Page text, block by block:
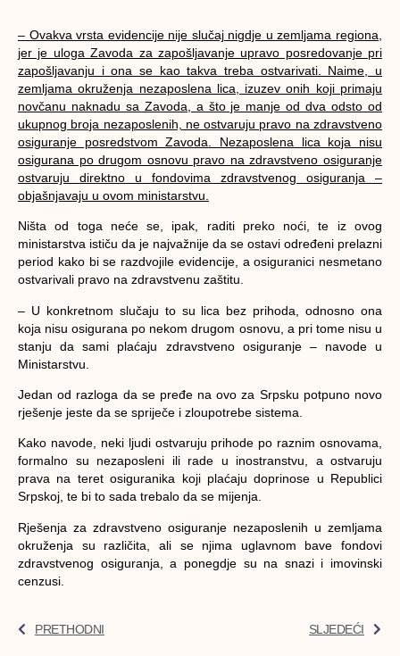
– Ovakva vrsta evidencije nije slučaj nigdje u zemljama regiona,
jer je uloga Zavoda za zapošljavanje upravo posredovanje pri
zapošljavanju i ona se kao takva treba ostvarivati. Naime, u
zemljama okruženja nezaposlena lica, izuzev onih koji primaju
novčanu naknadu sa Zavoda, a što je manje od dva odsto od
ukupnog broja nezaposlenih, ne ostvaruju pravo na zdravstveno
osiguranje posredstvom Zavoda. Nezaposlena lica koja nisu
osigurana po drugom osnovu pravo na zdravstveno osiguranje
ostvaruju direktno u fondovima zdravstvenog osiguranja –
objašnjavaju u ovom ministarstvu.
Ništa od toga neće se, ipak, raditi preko noći, te iz ovog
ministarstva ističu da je najvažnije da se ostavi određeni prelazni
period kako bi se razdvojile evidencije, a osiguranici nesmetano
ostvarivali pravo na zdravstvenu zaštitu.
– U konkretnom slučaju to su lica bez prihoda, odnosno ona
koja nisu osigurana po nekom drugom osnovu, a pri tome nisu u
stanju da sami plaćaju zdravstveno osiguranje – navode u
Ministarstvu.
Jedan od razloga da se pređe na ovo za Srpsku potpuno novo
rješenje jeste da se spriječe i zloupotrebe sistema.
Kako navode, neki ljudi ostvaruju prihode po raznim osnovama,
formalno su nezaposleni ili rade u inostranstvu, a ostvaruju
prava na teret osiguranika koji plaćaju doprinose u Republici
Srpskoj, te bi to sada trebalo da se mijenja.
Rješenja za zdravstveno osiguranje nezaposlenih u zemljama
okruženja su različita, ali se njima uglavnom bave fondovi
zdravstvenog osiguranja, a ponegdje su na snazi i imovinski
cenzusi.
PRETHODNI SLJEDEĆI